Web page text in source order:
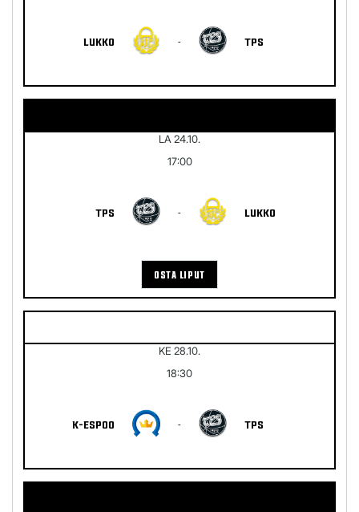
LUKKO - TPS
LA 24.10.
17:00
TPS - LUKKO
OSTA LIPUT
KE 28.10.
18:30
K-ESPOO - TPS